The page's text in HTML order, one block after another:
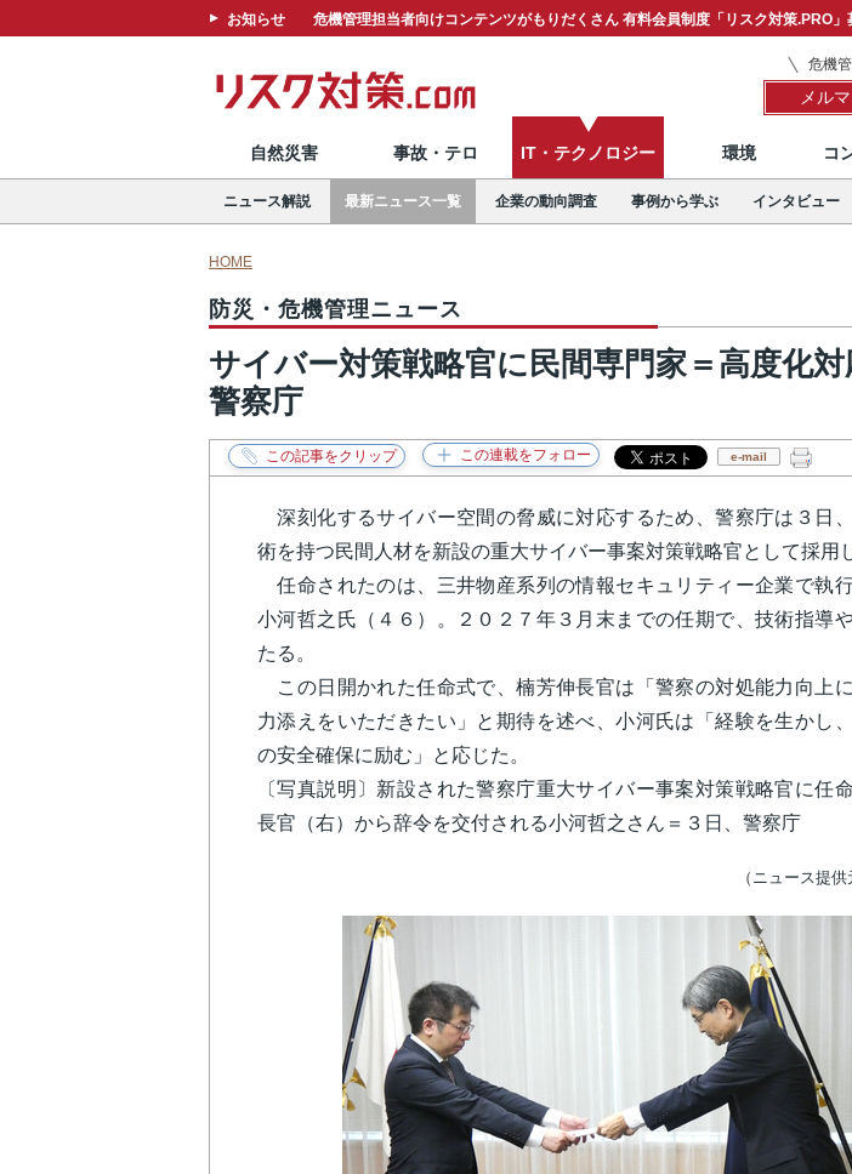
お知らせ 危機管理担当者向けコンテンツがもりだくさん 有料会員制度「リスク対策.PRO」
危機
メル
自然災害 事故・テロ IT・テクノロジー 環境 コ
ニュース解説 最新ニュース一覧 企業の動向調査 事例から学ぶ インタビュー
HOME
防災・危機管理ニュース
サイバー対策戦略官に民間専門家＝高度化
警察庁
e-mail
深刻化するサイバー空間の脅威に対応するため、警察庁は３日
術を持つ民間人材を新設の重大サイバー事案対策戦略官として採用
任命されたのは、三井物産系列の情報セキュリティー企業で執
小河哲之氏（４６）。２０２７年３月末までの任期で、技術指導
たる。
この日開かれた任命式で、楠芳伸長官は「警察の対処能力向上
力添えをいただきたい」と期待を述べ、小河氏は「経験を生かし
の安全確保に励む」と応じた。
〔写真説明〕新設された警察庁重大サイバー事案対策戦略官に任
長官（右）から辞令を交付される小河哲之さん＝３日、警察庁
（ニュース提